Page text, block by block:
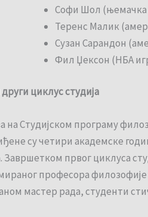
Софи Шол (њемачка
Теренс Малик
Сузан Сарандон
Фил Џексон (НБА
циклус студија
на Студијском програму
су четири академске
Завршетком првог циклуса
професора филозофије
мастер рада, студенти